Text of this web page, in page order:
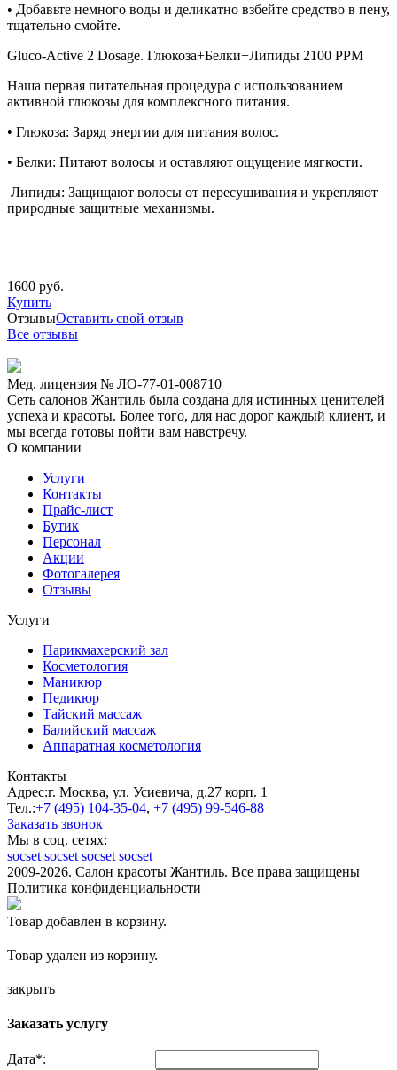
• Добавьте немного воды и деликатно взбейте средство в пену,
тщательно смойте.
Gluco-Active 2 Dosage. Глюкоза+Белки+Липиды 2100 PPM
Наша первая питательная процедура с использованием
активной глюкозы для комплексного питания.
• Глюкоза: Заряд энергии для питания волос.
• Белки: Питают волосы и оставляют ощущение мягкости.
Липиды: Защищают волосы от пересушивания и укрепляют
природные защитные механизмы.
1600 руб.
Купить
ОтзывыОставить свой отзыв
Все отзывы
Мед. лицензия № ЛО-77-01-008710
Сеть салонов Жантиль была создана для истинных ценителей
успеха и красоты. Более того, для нас дорог каждый клиент, и
мы всегда готовы пойти вам навстречу.
О компании
Услуги
Контакты
Прайс-лист
Бутик
Персонал
Акции
Фотогалерея
Отзывы
Услуги
Парикмахерский зал
Косметология
Маникюр
Педикюр
Тайский массаж
Балийский массаж
Аппаратная косметология
Контакты
Адрес:г. Москва, ул. Усиевича, д.27 корп. 1
Тел.:+7 (495) 104-35-04, +7 (495) 99-546-88
Заказать звонок
Мы в соц. сетях:
socset socset socset socset
2009-2026. Салон красоты Жантиль. Все права защищены
Политика конфиденциальности
Товар добавлен в корзину.
Товар удален из корзину.
закрыть
Заказать услугу
Дата*: